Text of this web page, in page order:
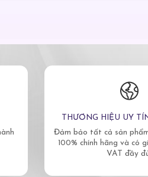
THƯƠNG HIỆU UY
Đảm bảo tất cả sản
100% chính hãng và có
VAT đầy